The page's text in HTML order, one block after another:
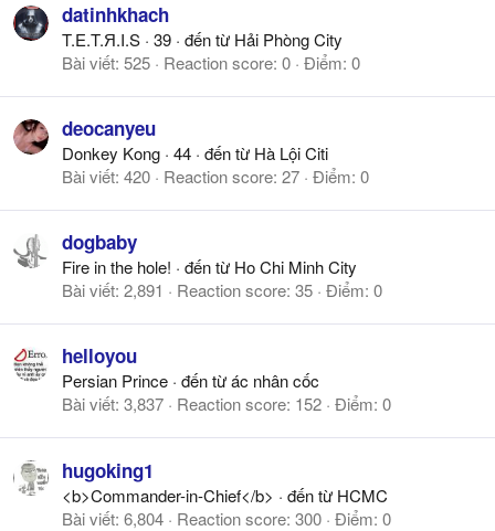
datinhkhach
T.E.T.Я.I.S · 39 · đến từ Hải Phòng City
Bài viết 525 Reaction score 0 Điểm 0
deocanyeu
Donkey Kong · 44 · đến từ Hà Lội Citi
Bài viết 420 Reaction score 27 Điểm 0
dogbaby
Fire in the hole! · đến từ Ho Chi Minh City
Bài viết 2,891 Reaction score 35 Điểm 0
helloyou
Persian Prince · đến từác nhân cốc
Bài viết 3,837 Reaction score 152 Điểm 0
hugoking1
<b>Commander-in-Chief</b> · đến từ HCMC
Bài viết 6,804 Reaction score 300 Điểm 0